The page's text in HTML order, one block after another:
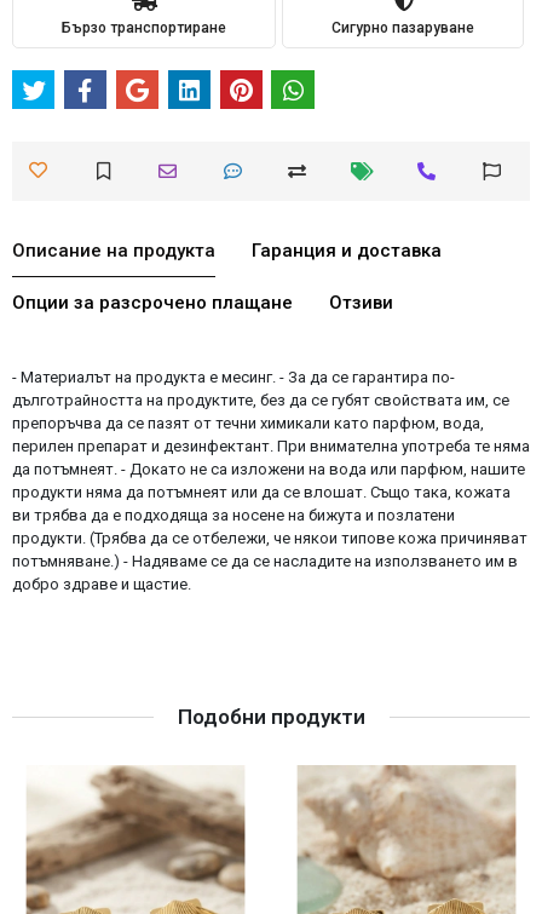
Бързо транспортиране Сигурно пазаруване
Описание на продукта Гаранция и доставка
Опции за разсрочено плащане Отзиви
- Материалът на продукта е месинг. - За да се гарантира по-
дълготрайността на продуктите, без да се губят свойствата им, се
препоръчва да се пазят от течни химикали като парфюм, вода,
перилен препарат и дезинфектант. При внимателна употреба те няма
да потъмнеят. - Докато не са изложени на вода или парфюм, нашите
продукти няма да потъмнеят или да се влошат. Също така, кожата
ви трябва да е подходяща за носене на бижута и позлатени
продукти. (Трябва да се отбележи, че някои типове кожа причиняват
потъмняване.) - Надяваме се да се насладите на използването им в
добро здраве и щастие.
Подобни продукти